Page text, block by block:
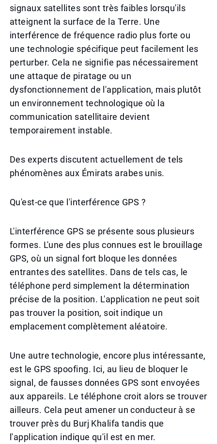
signaux satellites sont très faibles lorsqu'ils
atteignent la surface de la Terre. Une
interférence de fréquence radio plus forte ou
une technologie spécifique peut facilement les
perturber. Cela ne signifie pas nécessairement
une attaque de piratage ou un
dysfonctionnement de l'application, mais plutôt
un environnement technologique où la
communication satellitaire devient
temporairement instable.
Des experts discutent actuellement de tels
phénomènes aux Émirats arabes unis.
Qu'est-ce que l'interférence GPS ?
L'interférence GPS se présente sous plusieurs
formes. L'une des plus connues est le brouillage
GPS, où un signal fort bloque les données
entrantes des satellites. Dans de tels cas, le
téléphone perd simplement la détermination
précise de la position. L'application ne peut soit
pas trouver la position, soit indique un
emplacement complètement aléatoire.
Une autre technologie, encore plus intéressante,
est le GPS spoofing. Ici, au lieu de bloquer le
signal, de fausses données GPS sont envoyées
aux appareils. Le téléphone croit alors se trouver
ailleurs. Cela peut amener un conducteur à se
trouver près du Burj Khalifa tandis que
l'application indique qu'il est en mer.